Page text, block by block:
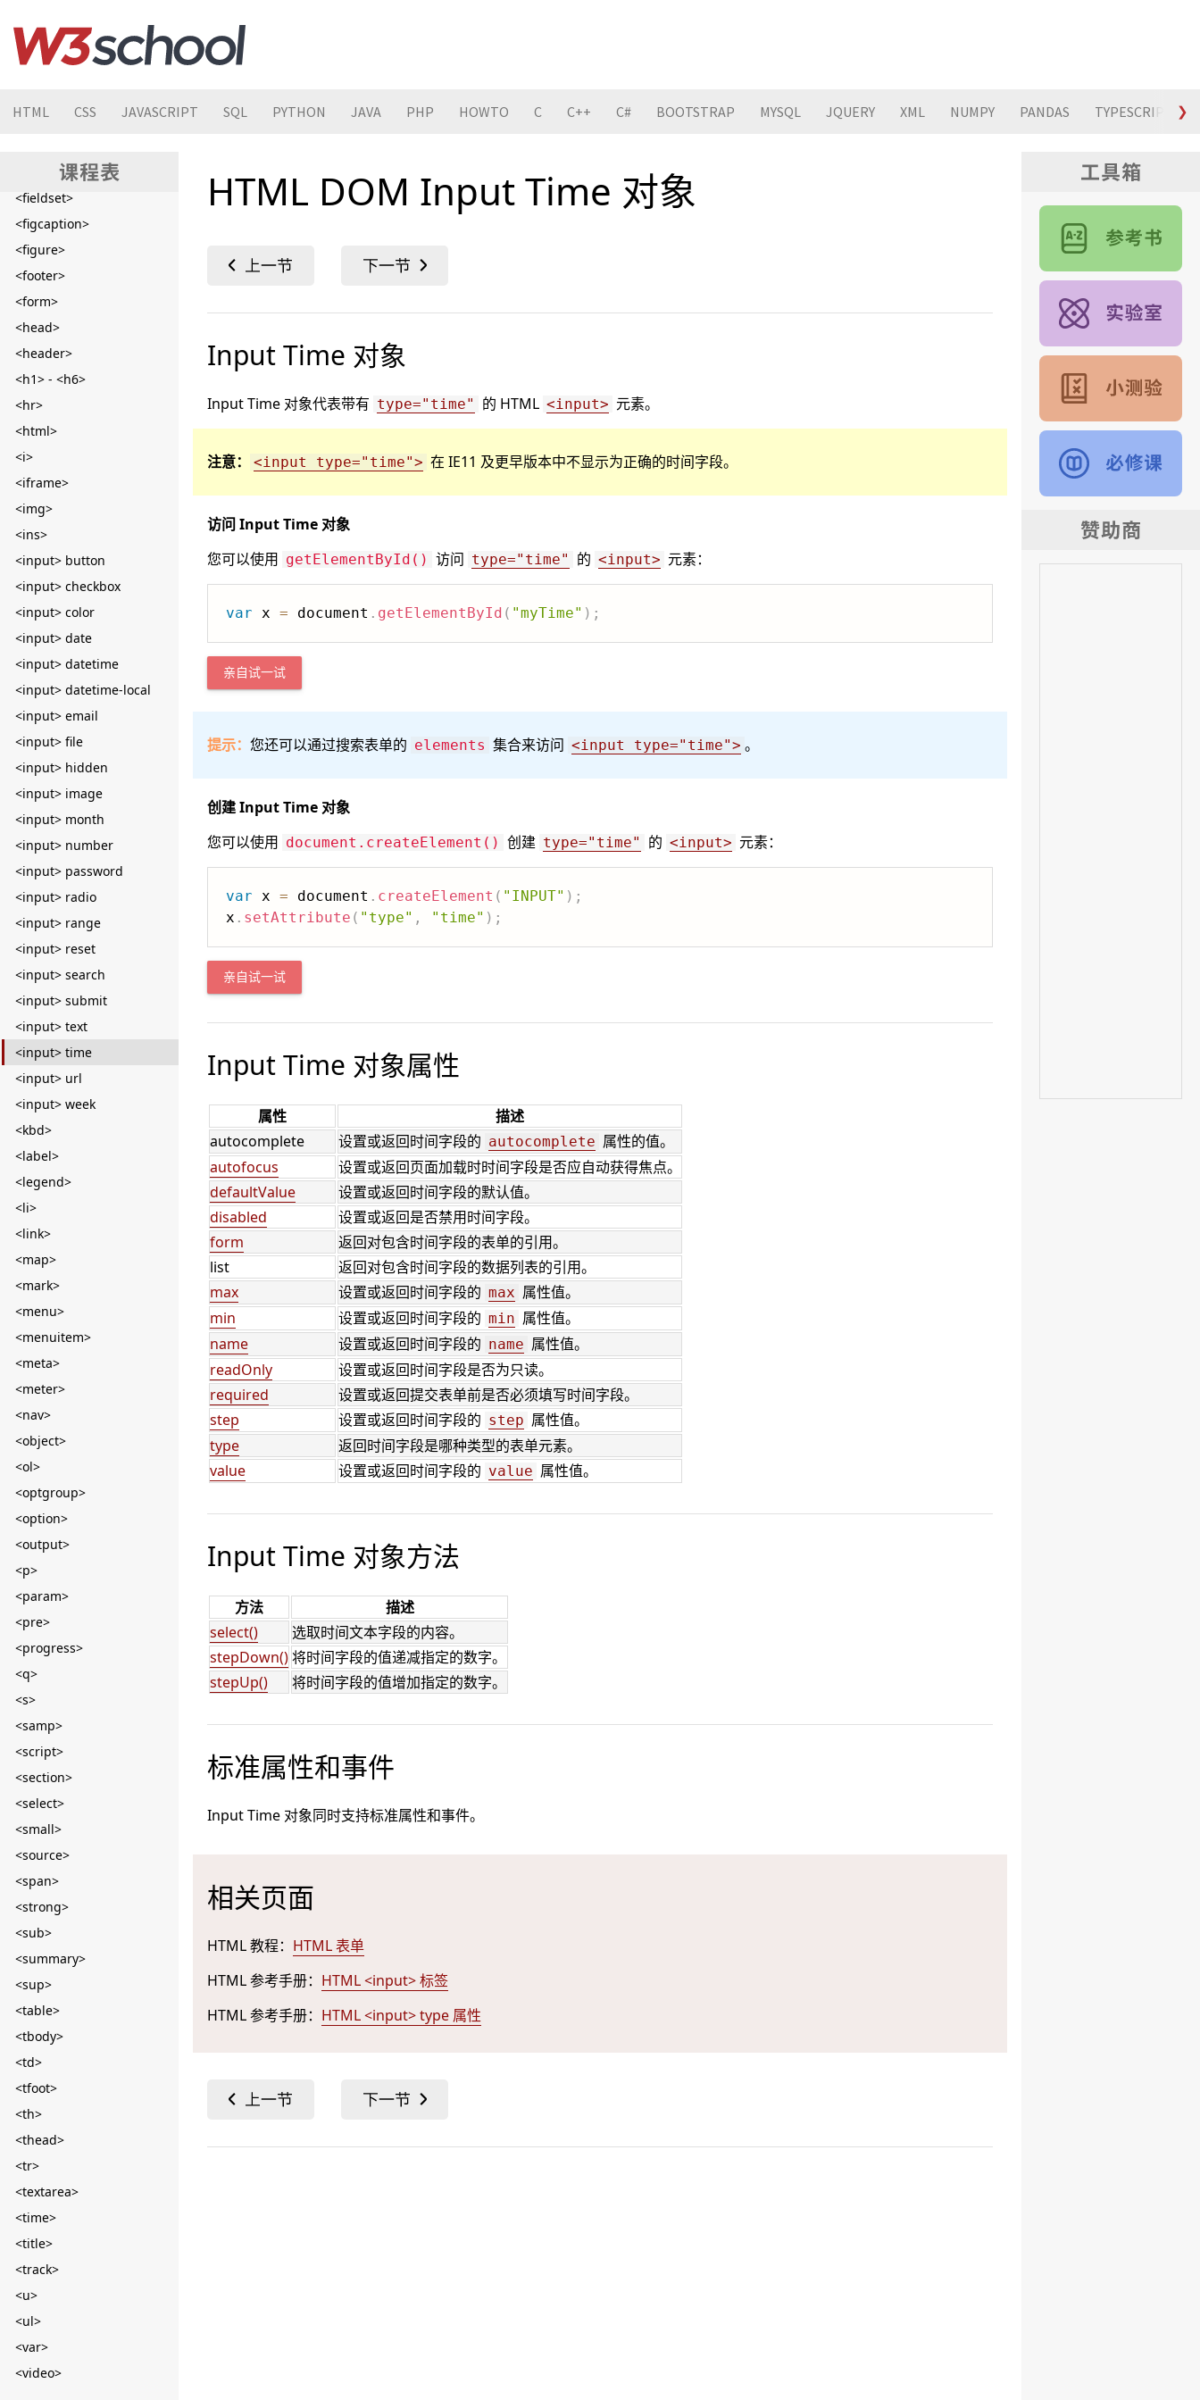
HTML CSS JAVASCRIPT SQL PYTHON JAVA PHP HOWTO C C++ C# BOOTSTRAP MYSQL JQUERY XML NUMPY PANDAS TYPESCRIPT ❯
<dialog>
<div>
<dt>
<embed>
<fieldset>
<figcaption>
<figure>
<footer>
<form>
<head>
<header>
<h1> - <h6>
<hr>
<html>
<i>
<iframe>
<img>
<ins>
<input> button
<input> checkbox
<input> color
<input> date
<input> datetime
<input> datetime-local
<input> email
<input> file
<input> hidden
<input> image
<input> month
<input> number
<input> password
<input> radio
<input> range
<input> reset
<input> search
<input> submit
<input> text
<input> time
<input> url
<input> week
<kbd>
<label>
<legend>
<li>
<link>
<map>
<mark>
<menu>
<menuitem>
<meta>
<meter>
<nav>
<object>
<ol>
<optgroup>
<option>
<output>
<p>
<param>
<pre>
<progress>
<q>
<s>
<samp>
<script>
<section>
<select>
<small>
<source>
<span>
<strong>
<sub>
<summary>
<sup>
<table>
<tbody>
<td>
<tfoot>
<th>
<thead>
<tr>
<textarea>
<time>
<title>
<track>
<u>
<ul>
<var>
<video>
HTML DOM Input Time 对象
Input Time 对象
Input Time 对象代表带有 type="time" 的 HTML <input> 元素。
注意： <input type="time"> 在 IE11 及更早版本中不显示为正确的时间字段。
访问 Input Time 对象
您可以使用 getElementById() 访问 type="time" 的 <input> 元素：
var x = document . getElementById ( "myTime" ) ;
亲自试一试
提示： 您还可以通过搜索表单的 elements 集合来访问 <input type="time"> 。
创建 Input Time 对象
您可以使用 document.createElement() 创建 type="time" 的 <input> 元素：
var x = document . createElement ( "INPUT" ) ;
x . setAttribute ( "type" , "time" ) ;
亲自试一试
Input Time 对象属性
属性
描述
autocomplete
设置或返回时间字段的 autocomplete 属性的值。
autofocus
设置或返回页面加载时时间字段是否应自动获得焦点。
defaultValue
设置或返回时间字段的默认值。
disabled
设置或返回是否禁用时间字段。
form
返回对包含时间字段的表单的引用。
list
返回对包含时间字段的数据列表的引用。
max
设置或返回时间字段的 max 属性值。
min
设置或返回时间字段的 min 属性值。
name
设置或返回时间字段的 name 属性值。
readOnly
设置或返回时间字段是否为只读。
required
设置或返回提交表单前是否必须填写时间字段。
step
设置或返回时间字段的 step 属性值。
type
返回时间字段是哪种类型的表单元素。
value
设置或返回时间字段的 value 属性值。
Input Time 对象方法
方法
描述
select()
选取时间文本字段的内容。
stepDown()将时间字段的值递减指定的数字。
stepUp()
将时间字段的值增加指定的数字。
标准属性和事件
Input Time 对象同时支持标准属性和事件。
相关页面
HTML 教程： HTML 表单
HTML 参考手册： HTML <input> 标签
HTML 参考手册： HTML <input> type 属性